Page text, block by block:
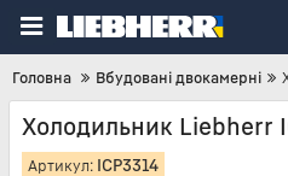
Головна Вбудовані двокамерні
Холодильник Liebherr
Артикул: ICP3314